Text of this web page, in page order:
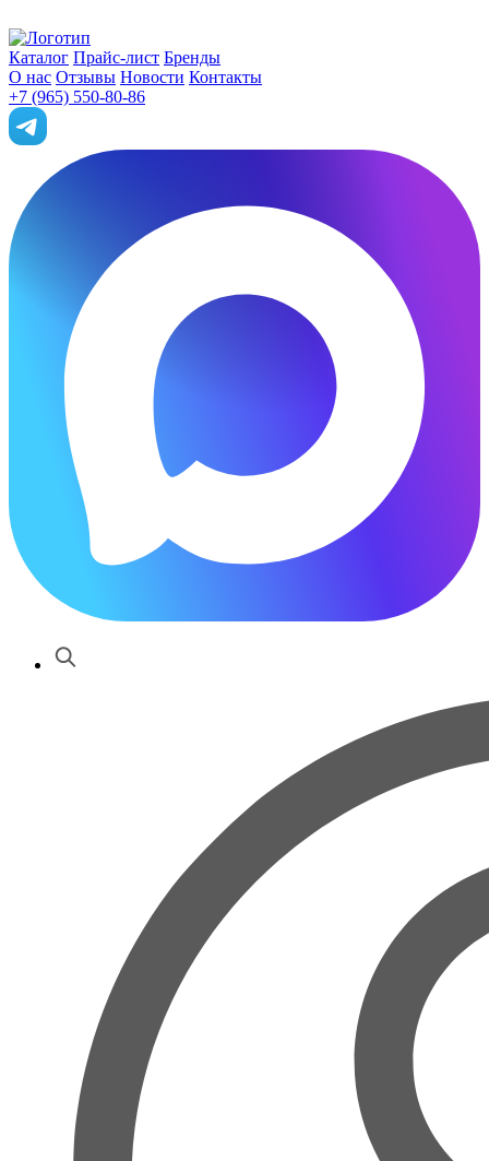
Каталог Прайс-лист Бренды
О нас Отзывы Новости Контакты
+7 (965) 550-80-86